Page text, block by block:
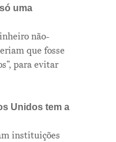
uma
não-
que fosse
para evitar
Unidos tem a
instituições